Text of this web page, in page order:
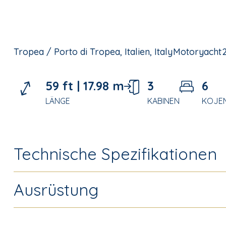
Tropea / Porto di Tropea, Italien, ItalyMotoryacht
59 ft | 17.98 m
LÄNGE
3
KABINEN
6
Technische Spezifikationen
Ausrüstung